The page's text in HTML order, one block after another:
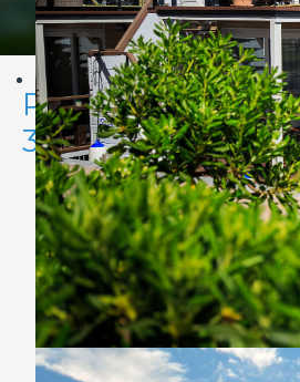
Plavajoče hiše
3maran so:
Kvalitetna, cenovno
plovila, ki so že
To so plovila, ki se
individualno prilagodijo
To so edina bivalna plovila
nahajajo v več marinah
Hrvaška in Italija),